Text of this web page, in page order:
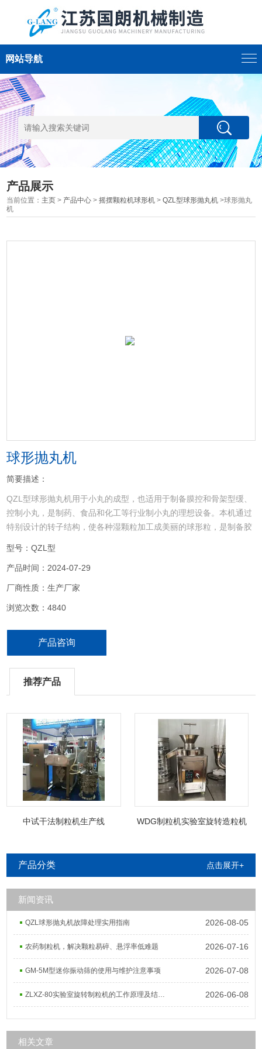
网站导航
产品展示
当前位置： 主页 > 产品中心 >摇摆颗粒机球形机 >QZL型球形抛丸机 >球形抛丸
机
球形抛丸机
简要描述：
QZL型球形抛丸机用于小丸的成型，也适用于制备膜控和骨架型缓、
控制小丸，是制药、食品和化工等行业制小丸的理想设备。本机通过
特别设计的转子结构，使各种湿颗粒加工成美丽的球形粒，是制备胶
型号：QZL型
产品时间：2024-07-29
厂商性质：生产厂家
浏览次数：4840
产品咨询
推荐产品
中试干法制粒机生产线 WDG制粒机实验室旋转造粒机
产品分类 点击展开+
新闻资讯
QZL球形抛丸机故障处理实用指南 2026-08-05
农药制粒机，解决颗粒易碎、悬浮率低难题 2026-07-16
GM-5M型迷你振动筛的使用与维护注意事项 2026-07-08
ZLXZ-80实验室旋转制粒机的工作原理及结构组成 2026-06-08
相关文章